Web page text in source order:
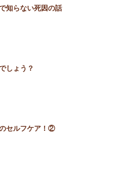
知らない死因の話
しょう？
セルフケア！②